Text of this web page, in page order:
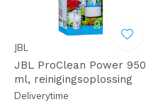
JBL
JBL ProClean Power 950
ml, reinigingsoplossing
Deliverytime